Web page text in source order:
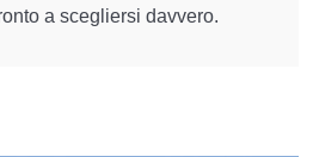
a scegliersi davvero.